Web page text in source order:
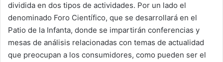
dividida en dos tipos de actividades. Por un lado el
denominado Foro Científico, que se desarrollará en el
Patio de la Infanta, donde se impartirán conferencias y
mesas de análisis relacionadas con temas de actualidad
que preocupan a los consumidores, como pueden ser el